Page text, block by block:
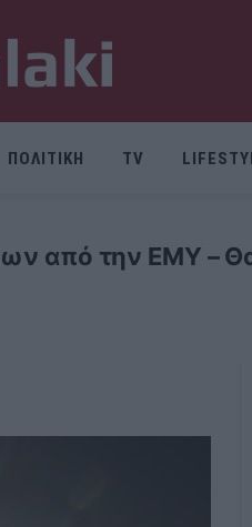
ΠΟΛΙΤΙΚΗ TV
από την ΕΜΥ –